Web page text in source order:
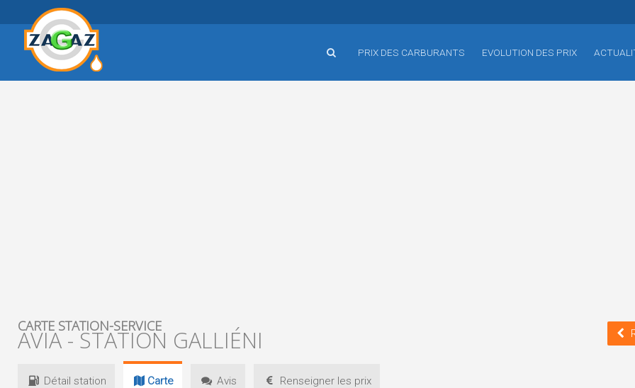
PRIX DES CARBURANTS EVOLUTION DES PRIX
CARTE STATION-SERVICE
AVIA - STATION GALLIÉNI
Détail station Carte Avis Renseigner les prix